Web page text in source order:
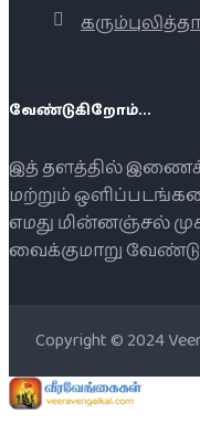
வேண்டுகிறோம்...
இத் தளத்தில்
மற்றும் ஒளிப்படங்களை
எமது மின்னஞ்சல்
வைக்குமாறு
Copyright © 2024